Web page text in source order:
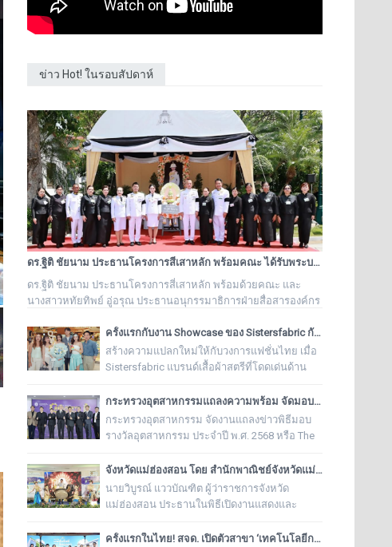
ข่าว Hot! ในรอบสัปดาห์
ดร.ฐิติ ชัยนาม ประธานโครงการสี่เสาหลัก พร้อมคณะ ได้รับพระบรมราชานุอนุญาตให้เป็นเจ้าภาพบำเพ็ญกุศล ถวายพระบรมศพ สมเด็จพระนางเจ้าสิริกิติ์ พระบรมราชชนนีพันปีหลวง
ดร.ฐิติ ชัยนาม ประธานโครงการสี่เสาหลัก พร้อมด้วยคณะ และ
นางสาวหทัยทิพย์ อู่อรุณ ประธานอนุกรรมาธิการฝ่ายสื่อสารองค์กร
ภาพบำเพ็ญกุศล ถวายพระบรมศพ สมเด็จพระนางเจ้าสิริกิติ์ พระบรม
ราชชนนีพันปีหลวง
ครั้งแรกกับงาน Showcase ของ Sistersfabric กับการคอลแลบแบรนด์โยเกิร์ตระดับโลก “Yolé Thailand” ใจกลาง Siam Paragon
สร้างความแปลกใหม่ให้กับวงการแฟชั่นไทย เมื่อ
Sistersfabric แบรนด์เสื้อผ้าสตรีที่โดดเด่นด้าน
หญิง จับมือกับ Yolé Thailand แบรนด์โยเกิร์ตและ
ไอศกรีมโยเกิร์ต 0% Fat ระดับโลก จัดงาน
Showcase ภายใต้คอนเซ็ปต์ “The Daily Edit”
กระทรวงอุตสาหกรรมแถลงความพร้อม จัดมอบ “รางวัลอุตสาหกรรม ประจำปี พ.ศ. 2568” เชิดชูผู้ประกอบการต้นแบบ ยกระดับอุตสาหกรรมไทยสู่ความเป็นเลิศอย่างยั่งยืน
กระทรวงอุตสาหกรรม จัดงานแถลงข่าวพิธีมอบ
รางวัลอุตสาหกรรม ประจำปี พ.ศ. 2568 หรือ The
จังหวัดแม่ฮ่องสอน โดย สำนักพาณิชย์จังหวัดแม่ฮ่องสอน จัดงาน “ช้อปฟิน ถิ่นสามหมอก สุดยอดของดี ของเด่น แม่ฮ่องสอน”
นายวิบูรณ์ แววบัณฑิต ผู้ว่าราชการจังหวัด
แม่ฮ่องสอน ประธานในพิธีเปิดงานแสดงและ
ของดี ของเด่น แม่ฮ่องสอน”
ครั้งแรกในไทย! สจด. เปิดตัวสาขา ‘เทคโนโลยีการสร้างและซ่อมบำรุงเครื่องดนตรีไทย’ ถอดรหัสภูมิปัญญาปราชญ์ชาวบ้าน ยกระดับช่างดนตรีไทยสู่มืออาชีพ